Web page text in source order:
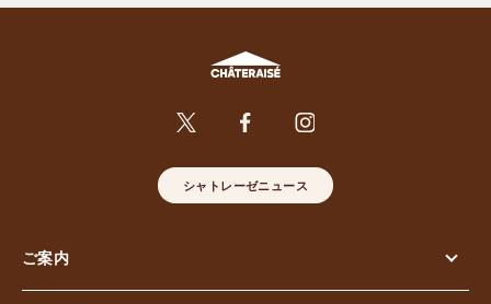
シャトレーゼニュース
ご案内